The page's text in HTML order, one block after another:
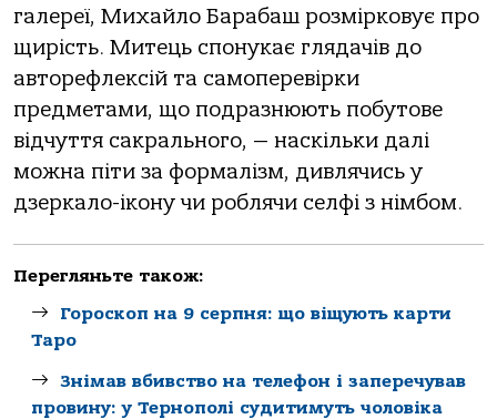
галереї, Михайло Барабаш розмірковує про
щирість. Митець спонукає глядачів до
авторефлексій та самоперевірки
предметами, що подразнюють побутове
відчуття сакрального, — наскільки далі
можна піти за формалізм, дивлячись у
дзеркало-ікону чи роблячи селфі з німбом.
Перегляньте також:
Гороскоп на 9 серпня: що віщують карти
Таро
Знімав вбивство на телефон і заперечував
провину: у Тернополі судитимуть чоловіка